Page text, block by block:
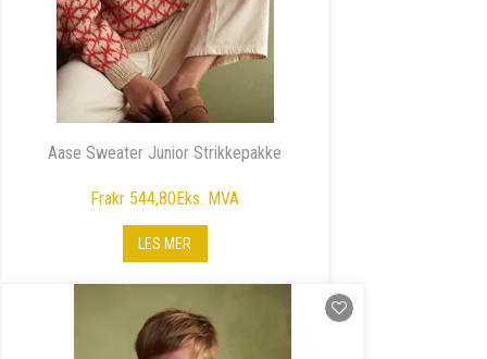
Aase Sweater Junior Strikkepakke
Frakr 544,80Eks. MVA
LES MER